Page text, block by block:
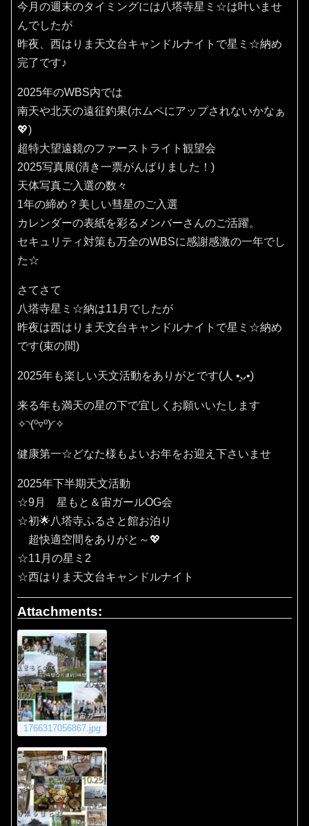
今月の週末のタイミングには八塔寺星ミ☆は叶いませ
んでしたが
昨夜、西はりま天文台キャンドルナイトで星ミ☆納め
完了です♪
2025年のWBS内では
南天や北天の遠征釣果(ホムペにアップされないかなぁ
💖)
超特大望遠鏡のファーストライト観望会
2025写真展(清き一票がんばりました！)
天体写真ご入選の数々
1年の締め？美しい彗星のご入選
カレンダーの表紙を彩るメンバーさんのご活躍。
セキュリティ対策も万全のWBSに感謝感激の一年でし
た☆
さてさて
八塔寺星ミ☆納は11月でしたが
昨夜は西はりま天文台キャンドルナイトで星ミ☆納め
です(束の間)
2025年も楽しい天文活動をありがとです(⁠人⁠ ⁠•͈⁠ᴗ⁠•͈⁠)
来る年も満天の星の下で宜しくお願いいたします
✧⁠◝⁠(⁠⁰⁠▿⁠⁰⁠)⁠◜⁠✧
健康第一☆どなた様もよいお年をお迎え下さいませ
2025年下半期天文活動
☆9月 星もと＆宙ガールOG会
☆初🌟八塔寺ふるさと館お泊り
超快適空間をありがと～💖
☆11月の星ミ2
☆西はりま天文台キャンドルナイト
Attachments:
1766317056867.jpg